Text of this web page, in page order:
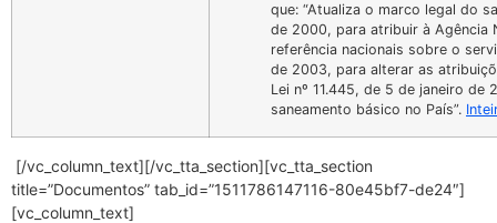
que: “Atualiza o marco legal do
de 2000, para atribuir à Agência
referência nacionais sobre o
de 2003, para alterar as
Lei nº 11.445, de 5 de janeiro
saneamento básico no País”.
[/vc_column_text][/vc_tta_section][vc_tta_section
title=”Documentos” tab_id=”1511786147116-80e45bf7-de24″]
[vc_column_text]